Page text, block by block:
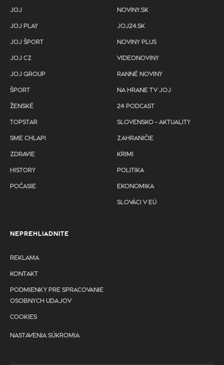
JOJ
JOJ PLAY
JOJ ŠPORT
JOJ CZ
JOJ GROUP
ŠPORT
ŽENSKÉ
TOPSTAR
SME CHLAPI
ZDRAVIE
HISTORY
POČASIE
NOVINY.SK
JOJ24.SK
NOVINY PLUS
VIDEONOVINY
RANNÉ NOVINY
NA HRANE TV JOJ
24 PODCAST
SLOVENSKO - AKTUALITY
ZAHRANIČIE
KRIMI
POLITIKA
EKONOMIKA
SLOVÁCI V EÚ
NEPREHLIADNITE
REKLAMA
KONTAKT
PODMIENKY PRE SPRACOVANIE
OSOBNYCH UDAJOV
COOKIES
NASTAVENIA SÚKROMIA